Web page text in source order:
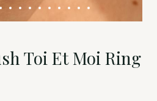
Toi Et Moi Ring